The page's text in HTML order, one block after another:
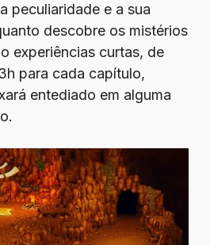
peculiaridade e a sua
descobre os mistérios
experiências curtas, de
para cada capítulo,
entediado em alguma